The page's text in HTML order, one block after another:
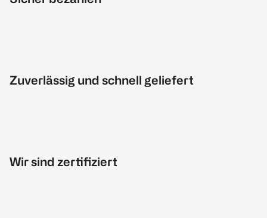
Zuverlässig und schnell geliefert
Wir sind zertifiziert